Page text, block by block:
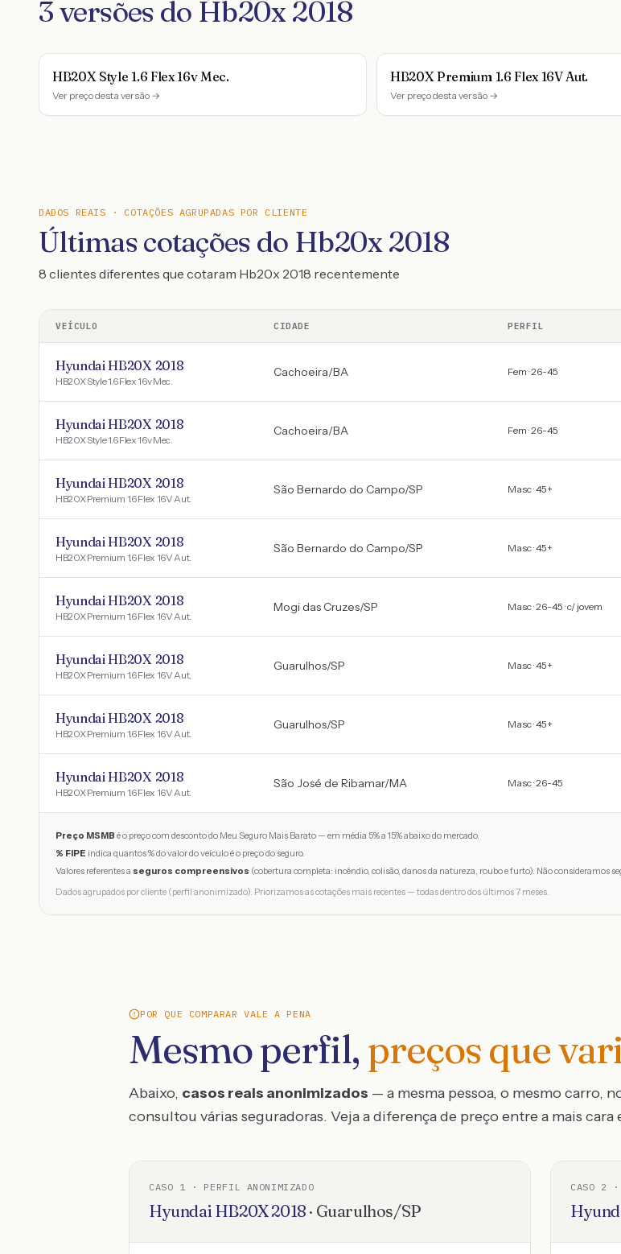
3versões do Hb20x 2018
HB20X Style 1.6 Flex 16v Mec.
Ver preço desta versão →
HB20X Premium 1.6 Flex 16V Aut.
Ver preço desta versão →
DADOS REAIS · COTAÇÕES AGRUPADAS POR CLIENTE
Últimas cotações do Hb20x 2018
8 clientes diferentes que cotaram Hb20x 2018 recentemente
VEÍCULO CIDADE PERFIL
Hyundai HB20X 2018
HB20X Style 1.6 Flex 16v Mec.
Cachoeira/BA Fem · 26-45
Hyundai HB20X 2018
HB20X Style 1.6 Flex 16v Mec.
Cachoeira/BA Fem · 26-45
Hyundai HB20X 2018
HB20X Premium 1.6 Flex 16V Aut.
São Bernardo do Campo/SP Masc · 45+
Hyundai HB20X 2018
HB20X Premium 1.6 Flex 16V Aut.
São Bernardo do Campo/SP Masc · 45+
Hyundai HB20X 2018
HB20X Premium 1.6 Flex 16V Aut.
Mogi das Cruzes/SP Masc · 26-45 · c/ jovem
Hyundai HB20X 2018
HB20X Premium 1.6 Flex 16V Aut.
Guarulhos/SP Masc · 45+
Hyundai HB20X 2018
HB20X Premium 1.6 Flex 16V Aut.
Guarulhos/SP Masc · 45+
Hyundai HB20X 2018
HB20X Premium 1.6 Flex 16V Aut.
São José de Ribamar/MA Masc · 26-45
Preço MSMB é o preço com desconto do Meu Seguro Mais Barato — em média 5% a 15% abaixo do mercado.
% FIPE indica quantos % do valor do veículo é o preço do seguro.
Valores referentes a seguros compreensivos (cobertura completa: incêndio, colisão, danos da natureza, roubo e furto). Não consideramos
Dados agrupados por cliente (perfil anonimizado). Priorizamos as cotações mais recentes — todas dentro dos últimos 7 meses.
POR QUE COMPARAR VALE A PENA
Mesmo perfil, preços que
Abaixo, casos reais anonimizados — a mesma pessoa, o mesmo carro,
consultou várias seguradoras. Veja a diferença de preço entre a mais cara
CASO 1 · PERFIL ANONIMIZADO
Hyundai HB20X2018 · Guarulhos/SP
CASO 2 ·